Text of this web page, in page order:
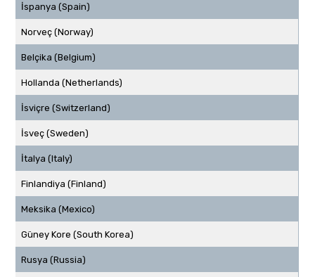
İspanya (Spain)
Norveç (Norway)
Belçika (Belgium)
Hollanda (Netherlands)
İsviçre (Switzerland)
İsveç (Sweden)
İtalya (Italy)
Finlandiya (Finland)
Meksika (Mexico)
Güney Kore (South Korea)
Rusya (Russia)